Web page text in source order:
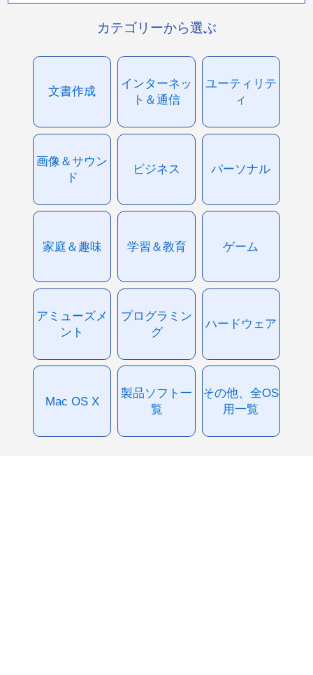
カテゴリーから選ぶ
文書作成
インターネッ
ト＆通信
ユーティリテ
ィ
画像＆サウン
ド
ビジネス パーソナル
家庭＆趣味 学習＆教育 ゲーム
アミューズメ
ント
プログラミン
グ
ハードウェア
Mac OS X
製品ソフト一
覧
その他、全OS
用一覧